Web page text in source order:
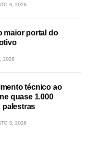
6, 2026
maior portal do
2026
técnico ao
quase 1.000
palestras
5, 2026